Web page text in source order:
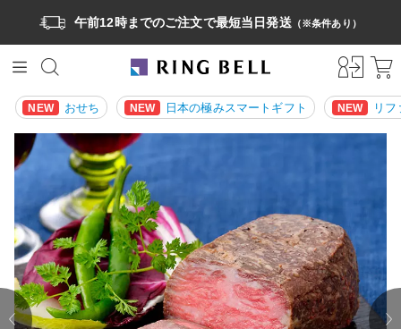
午前12時までのご注文で最短当日発送（※条件あり）
NEW おせち NEW 日本の極みスマートギフト NEW リ
prev